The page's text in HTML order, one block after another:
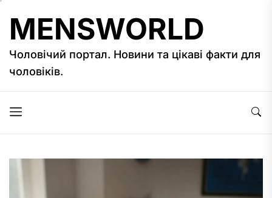
до
вмісту
MENSWORLD
Чоловічий портал. Новини та цікаві факти для
чоловіків.